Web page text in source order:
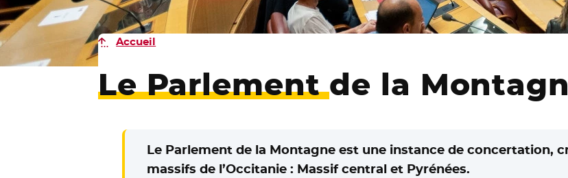
Accueil
Le Parlementde la
Le Parlement de la Montagne est une instance de concertation,
massifs de l’Occitanie : Massif central et Pyrénées.